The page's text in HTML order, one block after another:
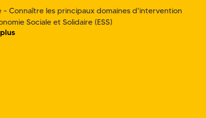
- Connaître les principaux domaines d'intervention
Sociale et Solidaire (ESS)